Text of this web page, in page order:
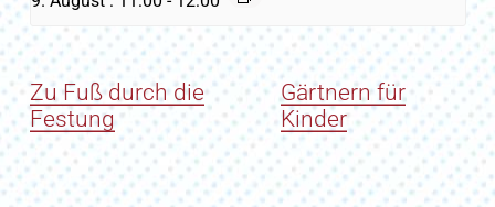
Zu Fuß durch die
Festung
Gärtnern für
Kinder